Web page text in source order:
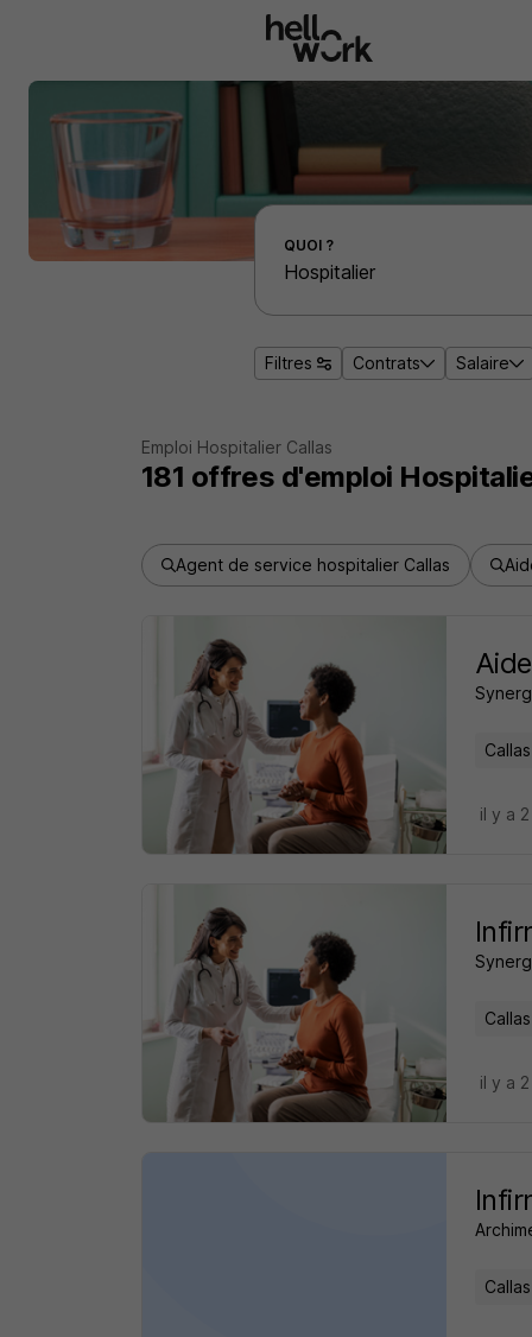
Effectuer une recherche d'emploi par localité
QUOI ?
Filtres Contrats Salaire
Emploi Hospitalier Callas
181 offres d'emploi
Agent de service hospitalier Callas
il y a
il y a